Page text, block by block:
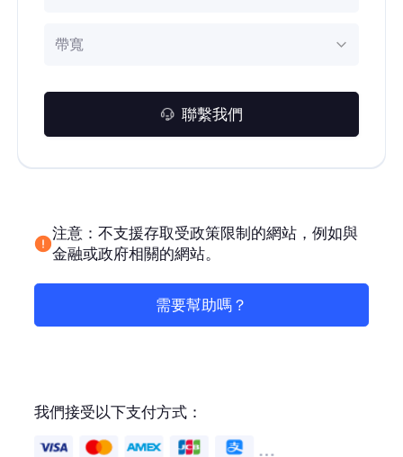
帶寬
聯繫我們
注意：不支援存取受政策限制的網站，例如與
金融或政府相關的網站。
需要幫助嗎？
我們接受以下支付方式：